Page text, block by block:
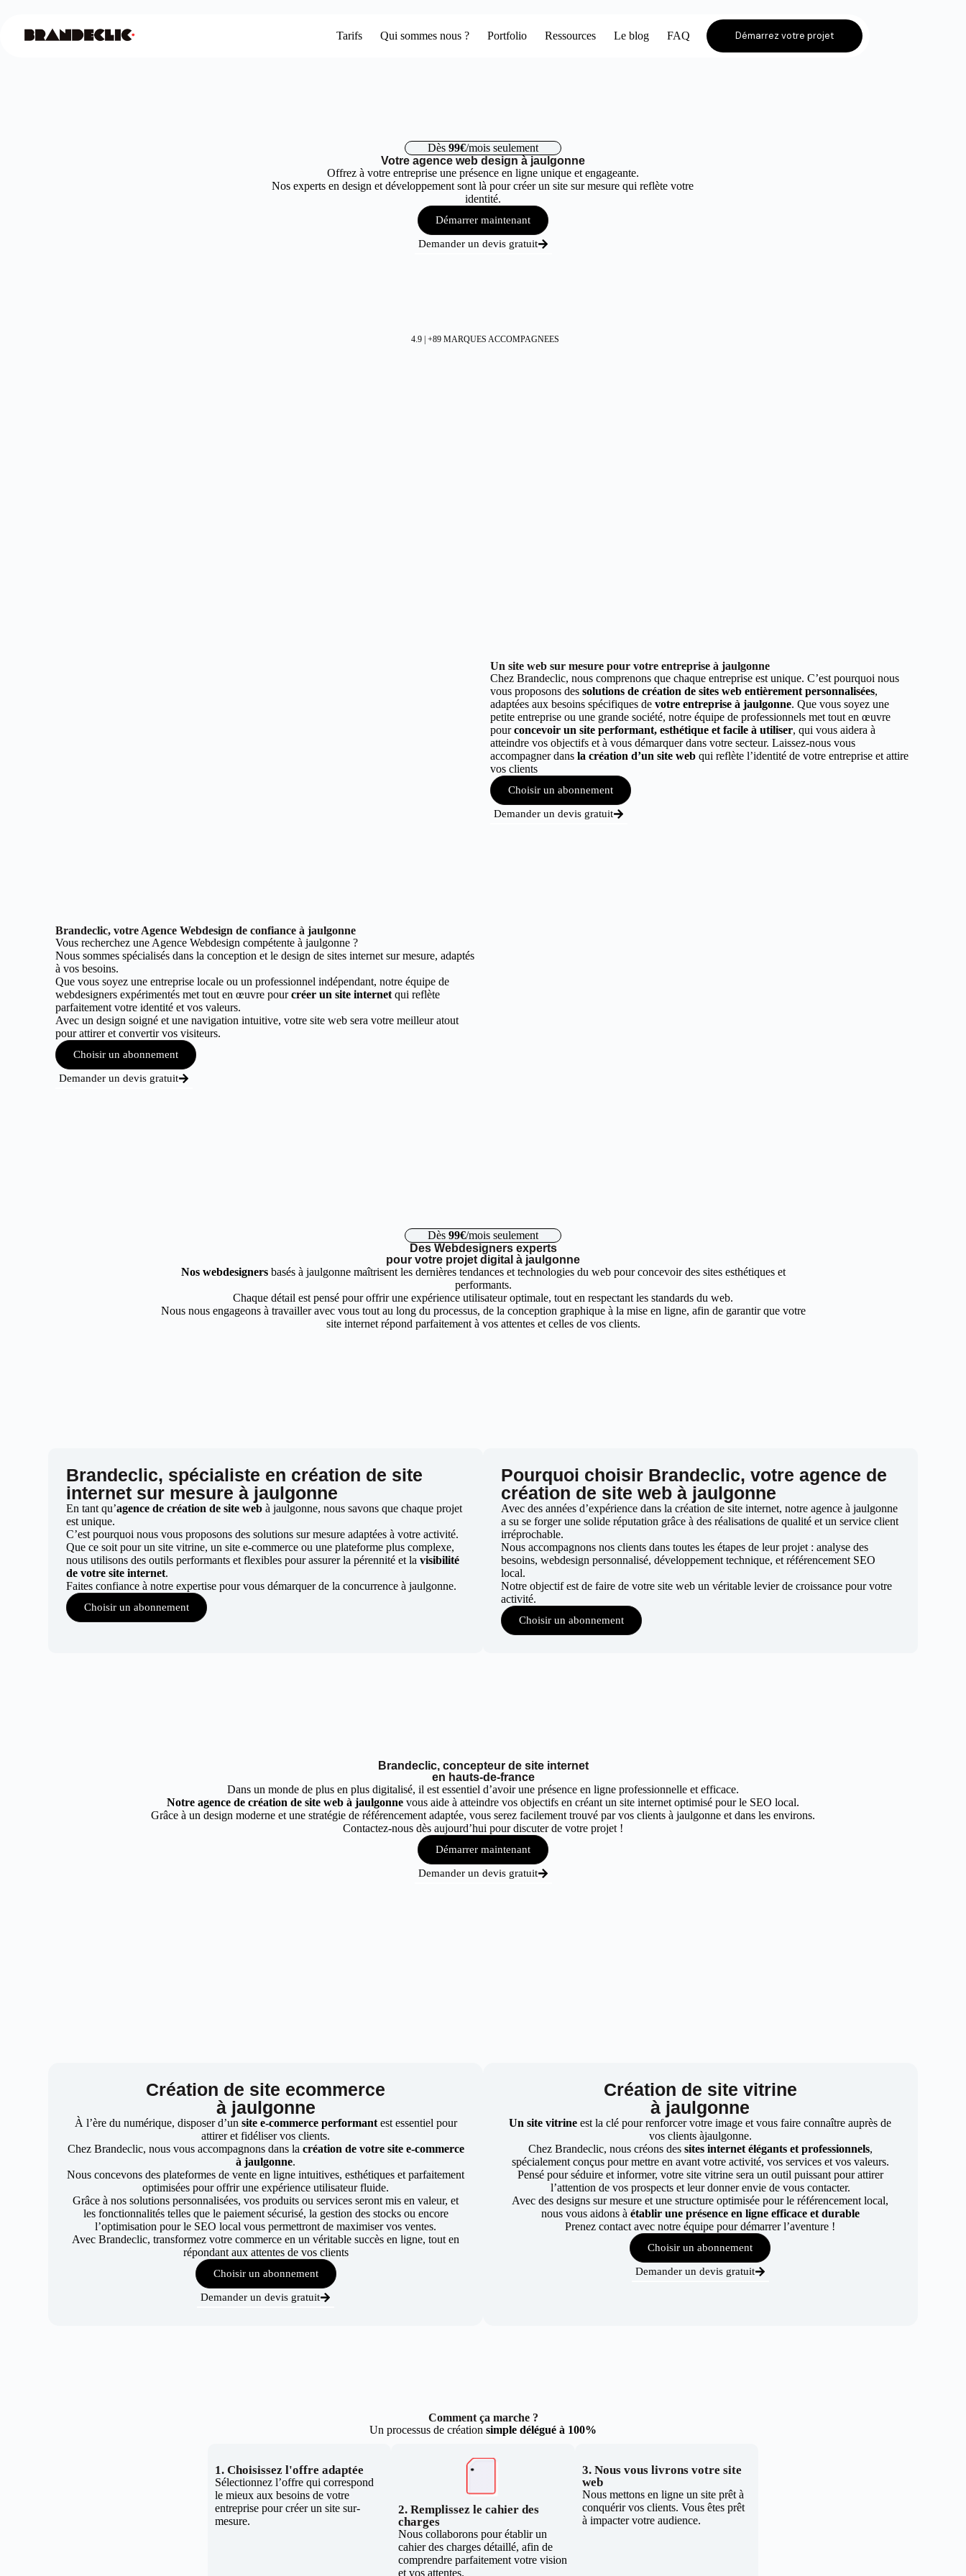
Tarifs Qui sommes nous ? Portfolio Ressources Le blog FAQ Démarrez votre projet
Dès 99€/mois seulement
Votre agence web design à jaulgonne
Offrez à votre entreprise une présence en ligne unique et engageante.
Nos experts en design et développement sont là pour créer un site sur mesure qui reflète votre
identité.
Démarrer maintenant
Demander un devis gratuit
4.9 | +89 MARQUES ACCOMPAGNEES
Un site web sur mesure pour votre entreprise à jaulgonne
Chez Brandeclic, nous comprenons que chaque entreprise est unique. C’est pourquoi nous
vous proposons des solutions de création de sites web entièrement personnalisées,
adaptées aux besoins spécifiques de votre entreprise à jaulgonne. Que vous soyez une
petite entreprise ou une grande société, notre équipe de professionnels met tout en œuvre
pourconcevoir un site performant, esthétique et facile à utiliser, qui vous aidera à
atteindre vos objectifs et à vous démarquer dans votre secteur. Laissez-nous vous
accompagner dans la création d’un site web qui reflète l’identité de votre entreprise et attire
vos clients
Choisir un abonnement
Demander un devis gratuit
Brandeclic, votre Agence Webdesign de confiance à jaulgonne
Vous recherchez une Agence Webdesign compétente à jaulgonne ?
Nous sommes spécialisés dans la conception et le design de sites internet sur mesure, adaptés
à vos besoins.
Que vous soyez une entreprise locale ou un professionnel indépendant, notre équipe de
webdesigners expérimentés met tout en œuvre pourcréer un site internetqui reflète
parfaitement votre identité et vos valeurs.
Avec un design soigné et une navigation intuitive, votre site web sera votre meilleur atout
pour attirer et convertir vos visiteurs.
Choisir un abonnement
Demander un devis gratuit
Dès 99€/mois seulement
Des Webdesigners experts
pour votre projet digital à jaulgonne
Nos webdesignersbasés à jaulgonne maîtrisent les dernières tendances et technologies du web pour concevoir des sites esthétiques et
performants.
Chaque détail est pensé pour offrir une expérience utilisateur optimale, tout en respectant les standards du web.
Nous nous engageons à travailler avec vous tout au long du processus, de la conception graphique à la mise en ligne, afin de garantir que votre
site internet répond parfaitement à vos attentes et celles de vos clients.
Brandeclic, spécialiste en création de site
internet sur mesure à jaulgonne
En tant qu’agence de création de site web à jaulgonne, nous savons que chaque projet
est unique.
C’est pourquoi nous vous proposons des solutions sur mesure adaptées à votre activité.
Que ce soit pour un site vitrine, un site e-commerce ou une plateforme plus complexe,
nous utilisons des outils performants et flexibles pour assurer la pérennité et lavisibilité
de votre site internet.
Faites confiance à notre expertise pour vous démarquer de la concurrence à jaulgonne.
Choisir un abonnement
Pourquoi choisir Brandeclic, votre agence de
création de site web à jaulgonne
Avec des années d’expérience dans la création de site internet, notre agence à jaulgonne
a su se forger une solide réputation grâce à des réalisations de qualité et un service client
irréprochable.
Nous accompagnons nos clients dans toutes les étapes de leur projet : analyse des
besoins, webdesign personnalisé, développement technique, et référencement SEO
local.
Notre objectif est de faire de votre site web un véritable levier de croissance pour votre
activité.
Choisir un abonnement
Brandeclic, concepteur de site internet
en hauts-de-france
Dans un monde de plus en plus digitalisé, il est essentiel d’avoir une présence en ligne professionnelle et efficace.
Notre agence de création de site web à jaulgonne vous aide à atteindre vos objectifs en créant un site internet optimisé pour le SEO local.
Grâce à un design moderne et une stratégie de référencement adaptée, vous serez facilement trouvé par vos clients à jaulgonne et dans les environs.
Contactez-nous dès aujourd’hui pour discuter de votre projet !
Démarrer maintenant
Demander un devis gratuit
Création de site ecommerce
à jaulgonne
À l’ère du numérique, disposer d’un site e-commerce performant est essentiel pour
attirer et fidéliser vos clients.
Chez Brandeclic, nous vous accompagnons dans la création de votre site e-commerce
à jaulgonne.
Nous concevons des plateformes de vente en ligne intuitives, esthétiques et parfaitement
optimisées pour offrir une expérience utilisateur fluide.
Grâce à nos solutions personnalisées, vos produits ou services seront mis en valeur, et
les fonctionnalités telles que le paiement sécurisé, la gestion des stocks ou encore
l’optimisation pour le SEO local vous permettront de maximiser vos ventes.
Avec Brandeclic, transformez votre commerce en un véritable succès en ligne, tout en
répondant aux attentes de vos clients
Choisir un abonnement
Demander un devis gratuit
Création de site vitrine
à jaulgonne
Un site vitrine est la clé pour renforcer votre image et vous faire connaître auprès de
vos clients àjaulgonne.
Chez Brandeclic, nous créons dessites internet élégants et professionnels,
spécialement conçus pour mettre en avant votre activité, vos services et vos valeurs.
Pensé pour séduire et informer, votre site vitrine sera un outil puissant pour attirer
l’attention de vos prospects et leur donner envie de vous contacter.
Avec des designs sur mesure et une structure optimisée pour le référencement local,
nous vous aidons à établir une présence en ligne efficace et durable
Prenez contact avec notre équipe pour démarrer l’aventure !
Choisir un abonnement
Demander un devis gratuit
Comment ça marche ?
Un processus de création simple délégué à 100%
1. Choisissez l'offre adaptée
Sélectionnez l’offre qui correspond
le mieux aux besoins de votre
entreprise pour créer un site sur-
mesure.
2. Remplissez le cahier des
charges
Nous collaborons pour établir un
cahier des charges détaillé, afin de
comprendre parfaitement votre vision
et vos attentes.
3. Nous vous livrons votre site
web
Nous mettons en ligne un site prêt à
conquérir vos clients. Vous êtes prêt
à impacter votre audience.